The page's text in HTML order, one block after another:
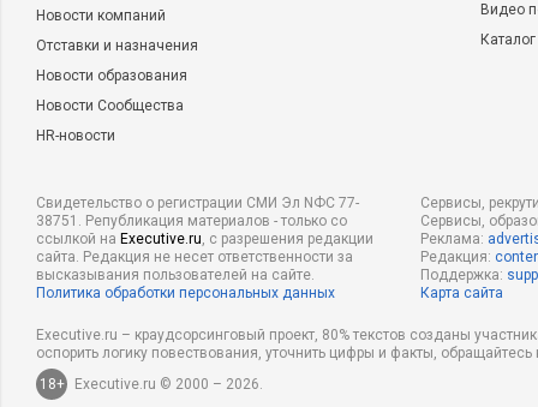
Новости компаний
Отставки и назначения
Новости образования
Новости Сообщества
HR-новости
Видео
Свидетельство о регистрации СМИ Эл NФС 77-
38751. Републикация материалов - только со
ссылкой на Executive.ru, с разрешения редакции
сайта. Редакция не несет ответственности за
высказывания пользователей на сайте.
Политика обработки персональных данных
Сервисы,
Сервисы,
Реклама:
Редакция:
Поддержка:
Карта сайта
Executive.ru – краудсорсинговый проект, 80% текстов созданы
оспорить логику повествования, уточнить цифры и факты,
18+
Executive.ru © 2000 – 2026.